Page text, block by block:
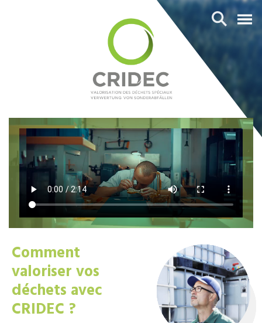
Comment
valoriser vos
déchets avec
CRIDEC ?